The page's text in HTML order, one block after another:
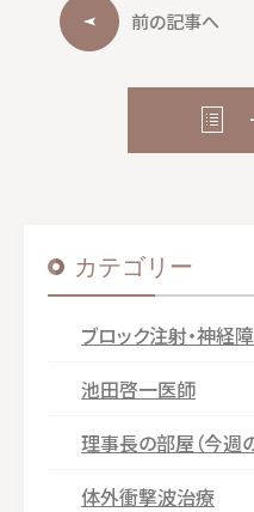
前の記事へ
カテゴリー
ブロック注射・神経
池田啓一医師
理事長の部屋（今週の
体外衝撃波治療